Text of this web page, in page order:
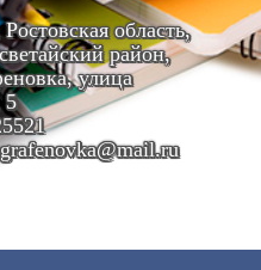
область,
район,
улица
5